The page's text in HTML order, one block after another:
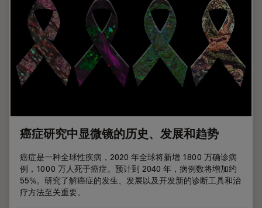
癌症研究中显微镜的历史、发展和趋势
癌症是一种全球性疾病，2020 年全球将新增 1800 万确诊病
例，1000 万人死于癌症。预计到 2040 年，病例数将增加约
55%。研究了解癌症的发生、发展以及开发新的诊断工具和治
疗方法至关重要。